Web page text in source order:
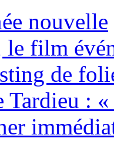
nouvelle
le film
de
Tardieu : «